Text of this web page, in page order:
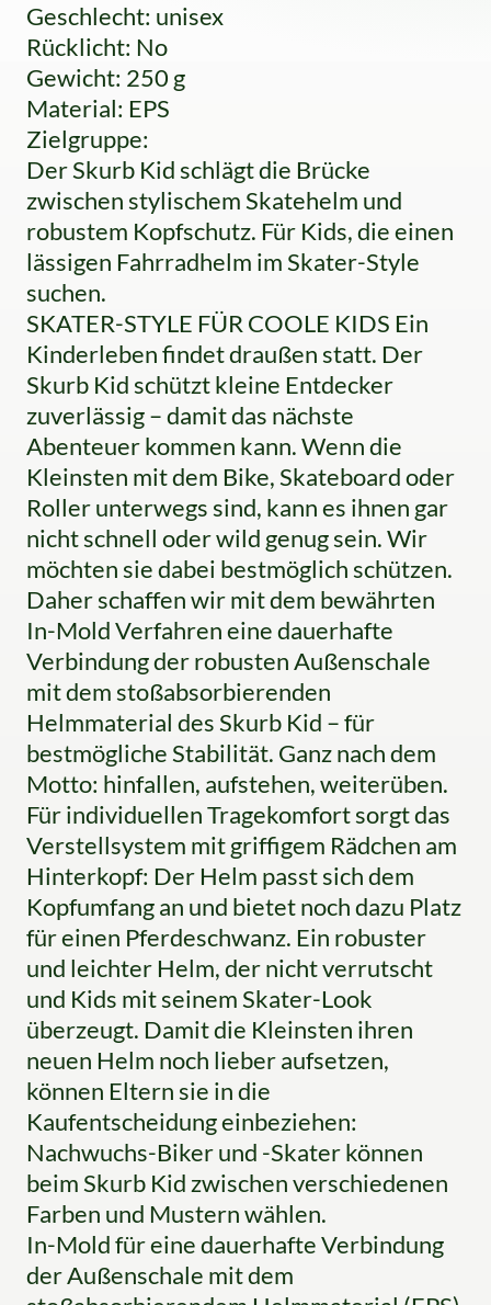
Geschlecht: unisex
Rücklicht: No
Gewicht: 250 g
Material: EPS
Zielgruppe:
Der Skurb Kid schlägt die Brücke
zwischen stylischem Skatehelm und
robustem Kopfschutz. Für Kids, die einen
lässigen Fahrradhelm im Skater-Style
suchen.
SKATER-STYLE FÜR COOLE KIDS Ein
Kinderleben findet draußen statt. Der
Skurb Kid schützt kleine Entdecker
zuverlässig – damit das nächste
Abenteuer kommen kann. Wenn die
Kleinsten mit dem Bike, Skateboard oder
Roller unterwegs sind, kann es ihnen gar
nicht schnell oder wild genug sein. Wir
möchten sie dabei bestmöglich schützen.
Daher schaffen wir mit dem bewährten
In-Mold Verfahren eine dauerhafte
Verbindung der robusten Außenschale
mit dem stoßabsorbierenden
Helmmaterial des Skurb Kid – für
bestmögliche Stabilität. Ganz nach dem
Motto: hinfallen, aufstehen, weiterüben.
Für individuellen Tragekomfort sorgt das
Verstellsystem mit griffigem Rädchen am
Hinterkopf: Der Helm passt sich dem
Kopfumfang an und bietet noch dazu Platz
für einen Pferdeschwanz. Ein robuster
und leichter Helm, der nicht verrutscht
und Kids mit seinem Skater-Look
überzeugt. Damit die Kleinsten ihren
neuen Helm noch lieber aufsetzen,
können Eltern sie in die
Kaufentscheidung einbeziehen:
Nachwuchs-Biker und -Skater können
beim Skurb Kid zwischen verschiedenen
Farben und Mustern wählen.
In-Mold für eine dauerhafte Verbindung
der Außenschale mit dem